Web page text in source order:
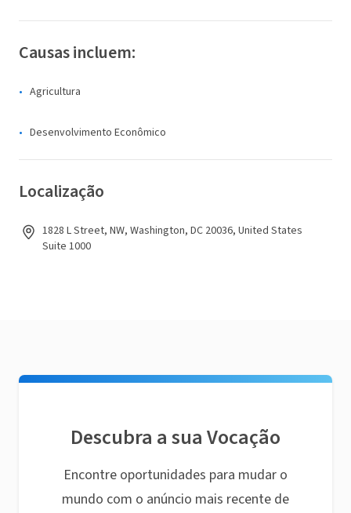
Causas incluem:
Agricultura
Desenvolvimento Econômico
Localização
1828 L Street, NW, Washington, DC 20036, United States
Suite 1000
Descubra a sua Vocação
Encontre oportunidades para mudar o
mundo com o anúncio mais recente de